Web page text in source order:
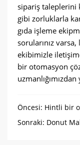
sipariş taleplerini
gibi zorluklarla
gıda işleme
sorularınız
ekibimizle
bir otomasyon
Öncesi: Hintli bir
işletmesi için
Sonraki: Donut